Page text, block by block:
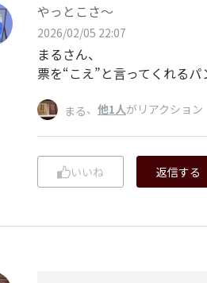
やっとこさ～
2026/02/05 22:07
まるさん、
票を“こえ”と言ってくれる
まる、 他1人がリアクション
いいね 返信する